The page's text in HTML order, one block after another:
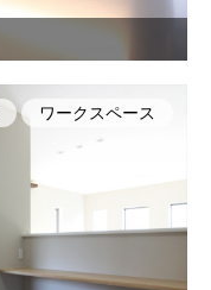
ワークスペース